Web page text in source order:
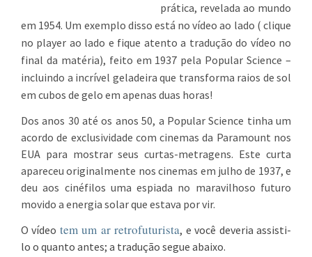
prática, revelada ao mundo
em 1954. Um exemplo disso está no vídeo ao lado ( clique
no player ao lado e fique atento a tradução do vídeo no
final da matéria), feito em 1937 pela Popular Science –
incluindo a incrível geladeira que transforma raios de sol
em cubos de gelo em apenas duas horas!
Dos anos 30 até os anos 50, a Popular Science tinha um
acordo de exclusividade com cinemas da Paramount nos
EUA para mostrar seus curtas-metragens. Este curta
apareceu originalmente nos cinemas em julho de 1937, e
deu aos cinéfilos uma espiada no maravilhoso futuro
movido a energia solar que estava por vir.
O vídeo tem um ar retrofuturista, e você deveria assisti-
lo o quanto antes; a tradução segue abaixo.